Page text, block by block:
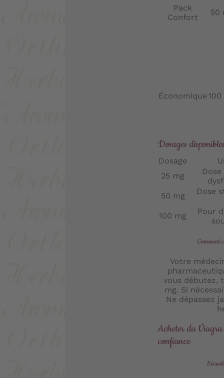
Pack
Confort
50
Économique
Dosages
Dosage
25 mg
50 mg
Dose
100 mg
Pour
Comment
Votre
vous débutez,
mg. Si
Ne dépassez
Acheter du
confiance